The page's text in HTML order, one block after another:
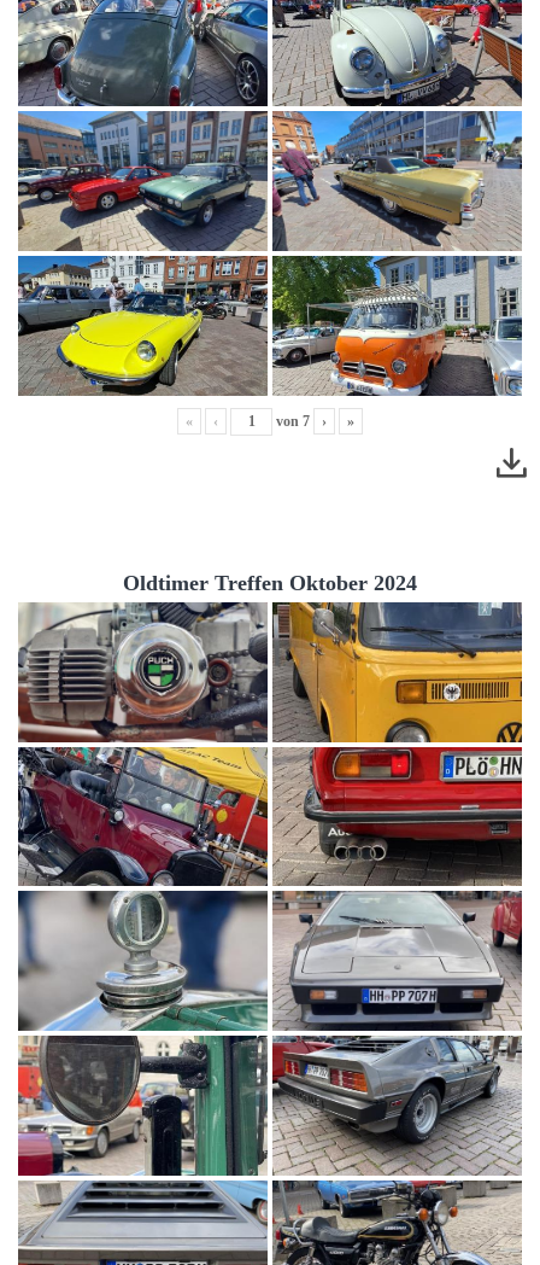
« ‹ von 7 › »
Oldtimer Treffen Oktober 2024